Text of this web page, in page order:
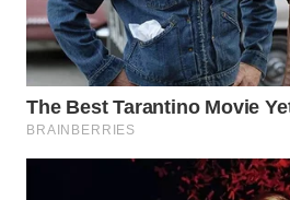
WN
SAMOSIR
WN
PADANG